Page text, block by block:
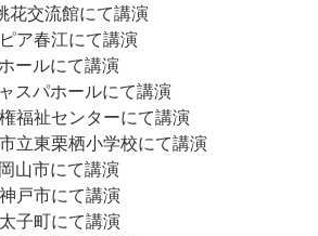
交流館にて講演
ア春江にて講演
ールにて講演
パホールにて講演
福祉センターにて講演
立東栗栖小学校にて講演
山市にて講演
戸市にて講演
子町にて講演